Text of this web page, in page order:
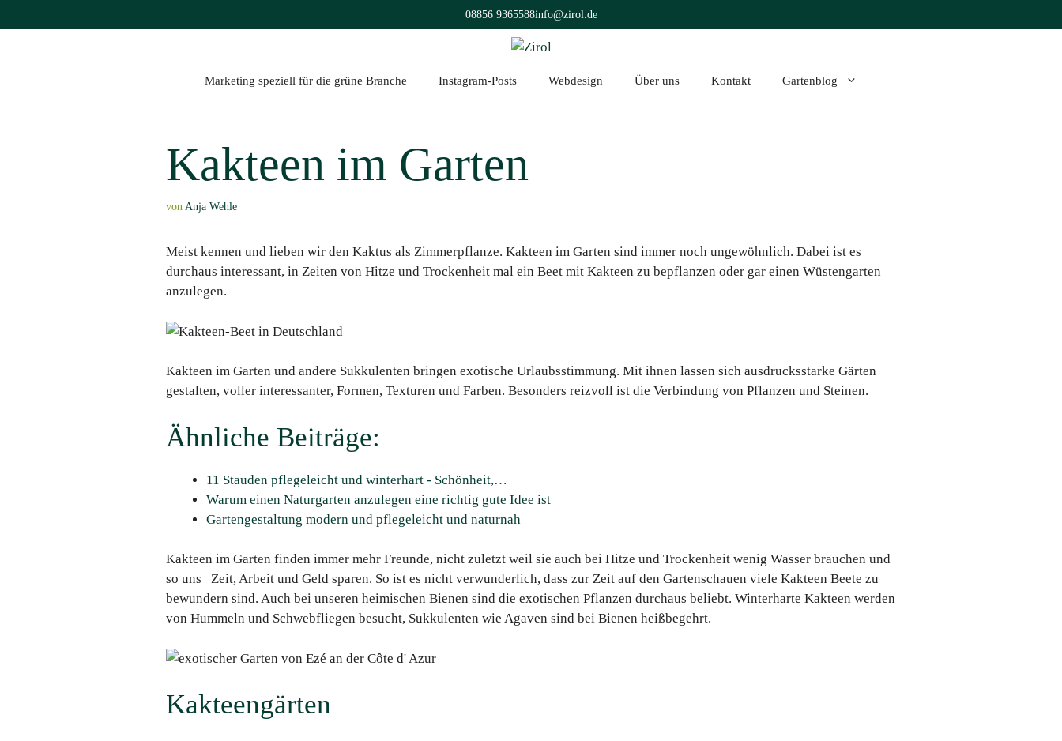
Inhalt
08856 9365588info@zirol.de
Marketing speziell für die grüne Branche Instagram-Posts Webdesign Über uns Kontakt Gartenblog
Kakteen im Garten
vonAnja Wehle
Meist kennen und lieben wir den Kaktus als Zimmerpflanze. Kakteen im Garten sind immer noch ungewöhnlich. Dabei ist es
durchaus interessant, in Zeiten von Hitze und Trockenheit mal ein Beet mit Kakteen zu bepflanzen oder gar einen Wüstengarten
anzulegen.
Kakteen im Garten und andere Sukkulenten bringen exotische Urlaubsstimmung. Mit ihnen lassen sich ausdrucksstarke Gärten
gestalten, voller interessanter, Formen, Texturen und Farben. Besonders reizvoll ist die Verbindung von Pflanzen und Steinen.
Ähnliche Beiträge:
11 Stauden pflegeleicht und winterhart - Schönheit,…
Warum einen Naturgarten anzulegen eine richtig gute Idee ist
Gartengestaltung modern und pflegeleicht und naturnah
Kakteen im Garten finden immer mehr Freunde, nicht zuletzt weil sie auch bei Hitze und Trockenheit wenig Wasser brauchen und
so uns Zeit, Arbeit und Geld sparen. So ist es nicht verwunderlich, dass zur Zeit auf den Gartenschauen viele Kakteen Beete zu
bewundern sind. Auch bei unseren heimischen Bienen sind die exotischen Pflanzen durchaus beliebt. Winterharte Kakteen werden
von Hummeln und Schwebfliegen besucht, Sukkulenten wie Agaven sind bei Bienen heißbegehrt.
Kakteengärten